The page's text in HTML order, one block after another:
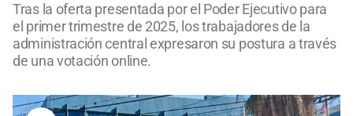
Tras la oferta presentada por el Poder Ejecutivo para
el primer trimestre de 2025, los trabajadores de la
administración central expresaron su postura a través
de una votación online.